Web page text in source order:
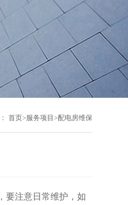
首页 >服务项目 >配电房维保
要注意日常维护，如